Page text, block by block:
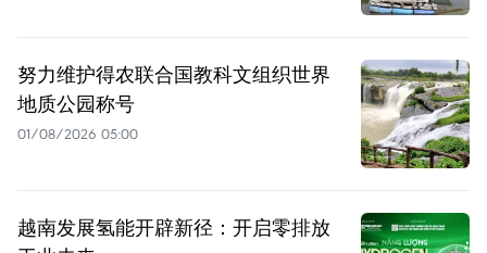
努力维护得农联合国教科文组织世界
地质公园称号
01/08/2026 05:00
越南发展氢能开辟新径：开启零排放